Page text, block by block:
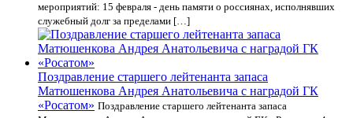
мероприятий: 15 февраля - день памяти о россиянах, исполнявших
служебный долг за пределами […]
Поздравление старшего лейтенанта запаса
Матюшенкова Андрея Анатольевича с наградой ГК
«Росатом» Поздравление старшего лейтенанта запаса